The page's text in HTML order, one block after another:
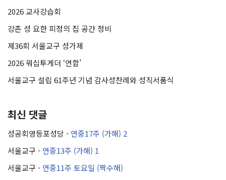
2026 교사강습회
강촌 성 요한 피정의 집 공간 정비
제36회 서울교구 성가제
2026 워십투게더 ‘연합’
서울교구 설립 61주년 기념 감사성찬례와 성직서품식
최신 댓글
성공회영등포성당 - 연중17주 (가해) 2
서울교구 - 연중13주 (가해) 1
서울교구 - 연중11주 토요일 (짝수해)